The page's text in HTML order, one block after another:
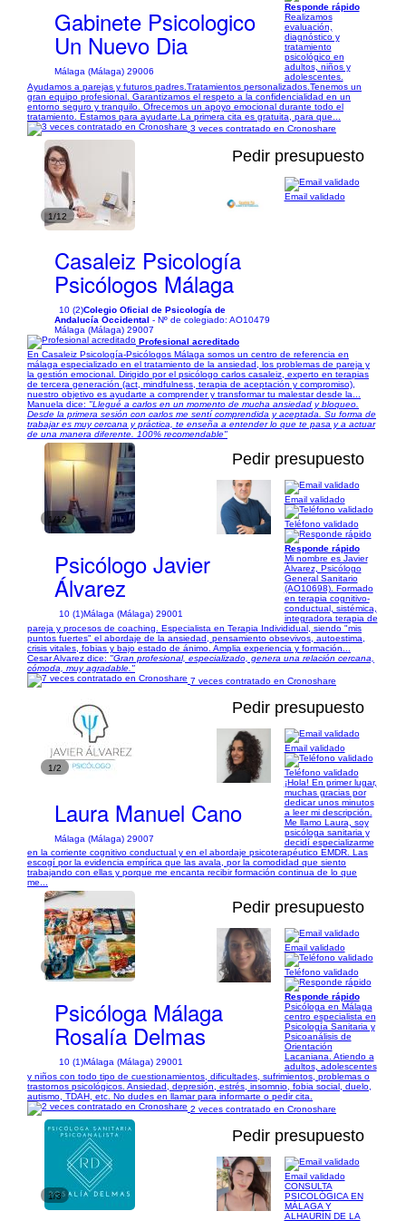
Gabinete Psicologico
Un Nuevo Dia
Málaga (Málaga) 29006
Responde rápido
Realizamos
evaluación,
diagnóstico y
tratamiento
psicológico en
adultos, niños y
adolescentes.
Ayudamos a parejas y futuros padres.Tratamientos personalizados.Tenemos un
gran equipo profesional. Garantizamos el respeto a la confidencialidad en un
entorno seguro y tranquilo. Ofrecemos un apoyo emocional durante todo el
tratamiento. Estamos para ayudarte.La primera cita es gratuita, para que...
3 veces contratado en Cronoshare
1/12
Pedir presupuesto
Casaleiz Psicología
Psicólogos Málaga
10 (2)Colegio Oficial de Psicología de
Andalucía Occidental - Nº de colegiado: AO10479
Málaga (Málaga) 29007
Email validado
Profesional acreditado
En Casaleiz Psicología-Psicólogos Málaga somos un centro de referencia en
málaga especializado en el tratamiento de la ansiedad, los problemas de pareja y
la gestión emocional. Dirigido por el psicólogo carlos casaleiz, experto en terapias
de tercera generación (act, mindfulness, terapia de aceptación y compromiso),
nuestro objetivo es ayudarte a comprender y transformar tu malestar desde la...
Manuela dice: "Llegué a carlos en un momento de mucha ansiedad y bloqueo.
Desde la primera sesión con carlos me sentí comprendida y aceptada. Su forma de
trabajar es muy cercana y práctica, te enseña a entender lo que te pasa y a actuar
de una manera diferente. 100% recomendable"
1/12
Pedir presupuesto
Psicólogo Javier
Álvarez
10 (1)Málaga (Málaga) 29001
Email validado
Teléfono validado
Responde rápido
Mi nombre es Javier
Álvarez, Psicólogo
General Sanitario
(AO10698). Formado
en terapia cognitivo-
conductual, sistémica,
integradora terapia de
pareja y procesos de coaching. Especialista en Terapia Individidual, siendo "mis
puntos fuertes" el abordaje de la ansiedad, pensamiento obsevivos, autoestima,
crisis vitales, fobias y bajo estado de ánimo. Amplia experiencia y formación...
Cesar Alvarez dice: "Gran profesional, especializado, genera una relación cercana,
cómoda, muy agradable."
7 veces contratado en Cronoshare
1/2
Pedir presupuesto
Laura Manuel Cano
Málaga (Málaga) 29007
Email validado
Teléfono validado
¡Hola! En primer lugar,
muchas gracias por
dedicar unos minutos
a leer mi descripción.
Me llamo Laura, soy
psicóloga sanitaria y
decidí especializarme
en la corriente cognitivo conductual y en el abordaje psicoterapéutico EMDR. Las
escogí por la evidencia empírica que las avala, por la comodidad que siento
trabajando con ellas y porque me encanta recibir formación continua de lo que
me...
1/7
Pedir presupuesto
Psicóloga Málaga
Rosalía Delmas
10 (1)Málaga (Málaga) 29001
Email validado
Teléfono validado
Responde rápido
Psicóloga en Málaga
centro especialista en
Psicología Sanitaria y
Psicoanálisis de
Orientación
Lacaniana. Atiendo a
adultos, adolescentes
y niños con todo tipo de cuestionamientos, dificultades, sufrimientos, problemas o
trastornos psicológicos. Ansiedad, depresión, estrés, insomnio, fobia social, duelo,
autismo, TDAH, etc. No dudes en llamar para informarte o pedir cita.
2 veces contratado en Cronoshare
1/3
Pedir presupuesto
Email validado
CONSULTA
PSICOLÓGICA EN
MÁLAGA Y
ALHAURÍN DE LA